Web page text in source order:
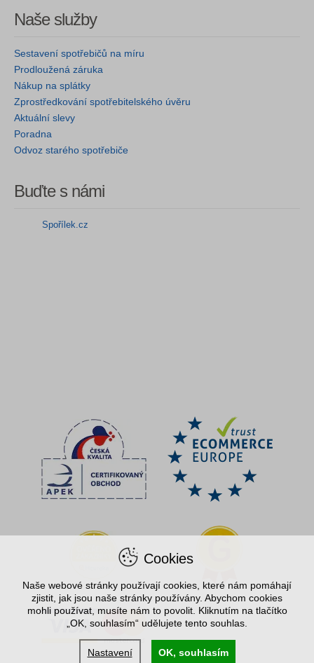
Naše služby
Sestavení spotřebičů na míru
Prodloužená záruka
Nákup na splátky
Zprostředkování spotřebitelského úvěru
Aktuální slevy
Poradna
Odvoz starého spotřebiče
Buďte s námi
Spořílek.cz
Cookies
Naše webové stránky používají cookies, které nám pomáhají
zjistit, jak jsou naše stránky používány. Abychom cookies
mohli používat, musíte nám to povolit. Kliknutím na tlačítko
„OK, souhlasím“ udělujete tento souhlas.
Nastavení OK, souhlasím